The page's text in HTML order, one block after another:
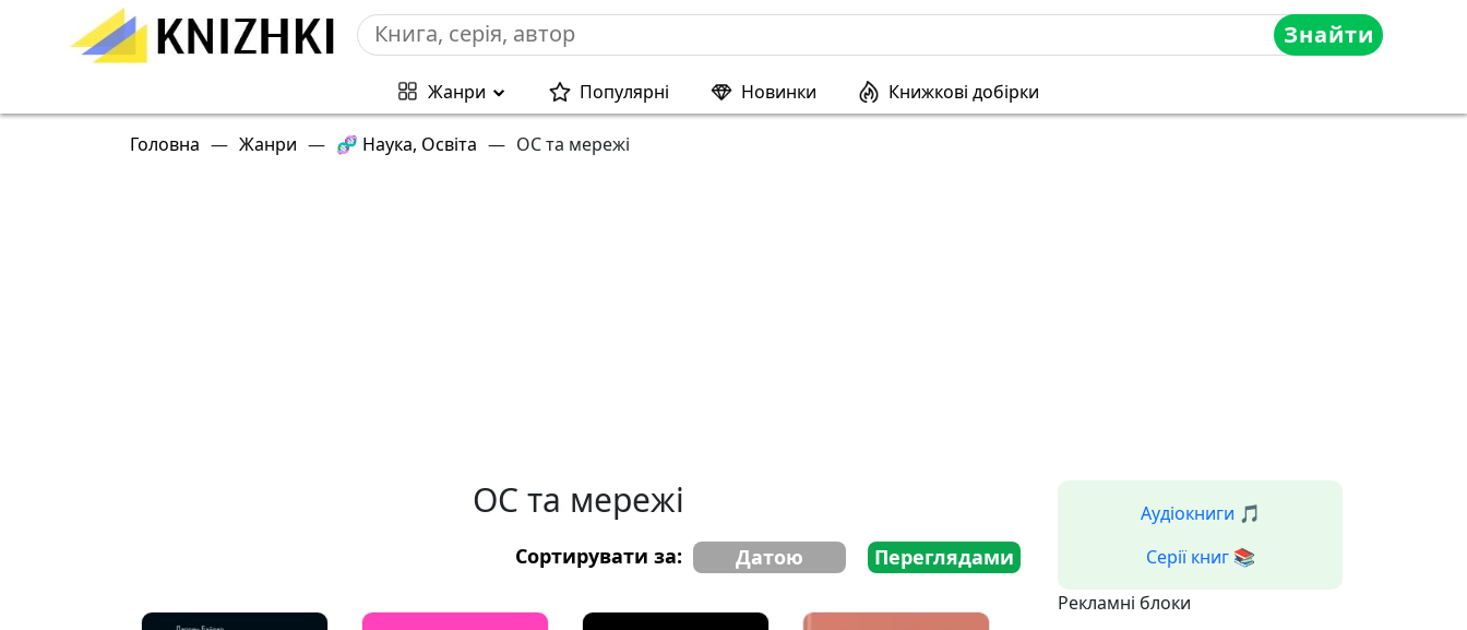
Знайти
Жанри Популярні Новинки Книжкові добірки
Головна — Жанри — 🧬 Наука, Освіта — ОС та мережі
ОС та мережі
Сортирувати за: Датою Переглядами
Аудіокниги 🎵
Серії книг 📚
Рекламні блоки